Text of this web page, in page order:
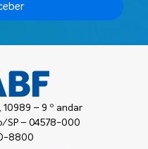
10989 – 9 º andar
SP – 04578-000
8800